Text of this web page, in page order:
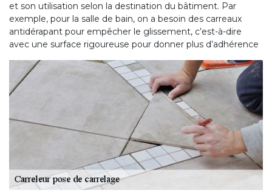
et son utilisation selon la destination du bâtiment. Par
exemple, pour la salle de bain, on a besoin des carreaux
antidérapant pour empêcher le glissement, c’est-à-dire
avec une surface rigoureuse pour donner plus d’adhérence